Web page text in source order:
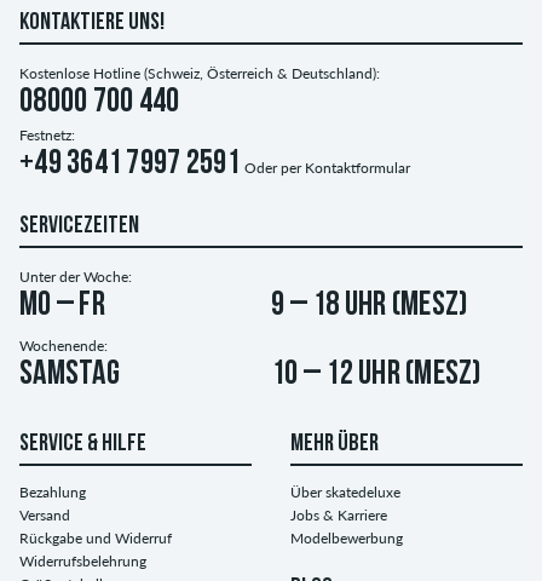
KONTAKTIERE UNS!
Kostenlose Hotline (Schweiz, Österreich & Deutschland):
08000 700 440
Festnetz:
+49 3641 7997 2591 Oder per Kontaktformular
SERVICEZEITEN
Unter der Woche:
Mo – Fr 9 – 18 Uhr (MESZ)
Wochenende:
Samstag 10 – 12 Uhr (MESZ)
SERVICE & HILFE
Bezahlung
Versand
Rückgabe und Widerruf
Widerrufsbelehrung
MEHR ÜBER
Über skatedeluxe
Jobs & Karriere
Modelbewerbung